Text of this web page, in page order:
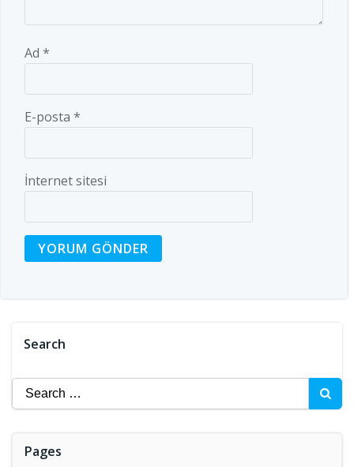
Ad *
E-posta *
İnternet sitesi
Search
Pages